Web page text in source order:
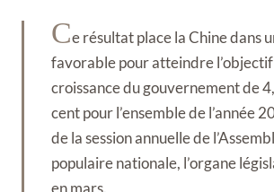
Ce résultat place la Chine dans
favorable pour atteindre
croissance du gouvernement de
cent pour l’ensemble de l’année
de la session annuelle de
populaire nationale, l’organe
en mars.